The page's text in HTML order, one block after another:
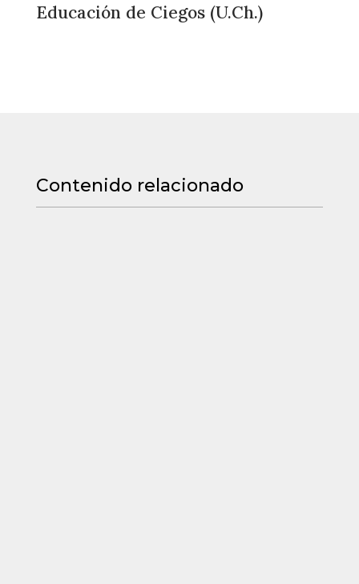
Educación de Ciegos (U.Ch.)
Contenido relacionado